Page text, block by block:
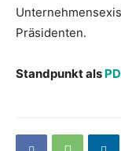
Präsidenten.
Standpunkt als